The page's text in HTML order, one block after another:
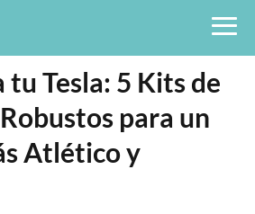
Tesla: 5 Kits de
para un
Atlético y